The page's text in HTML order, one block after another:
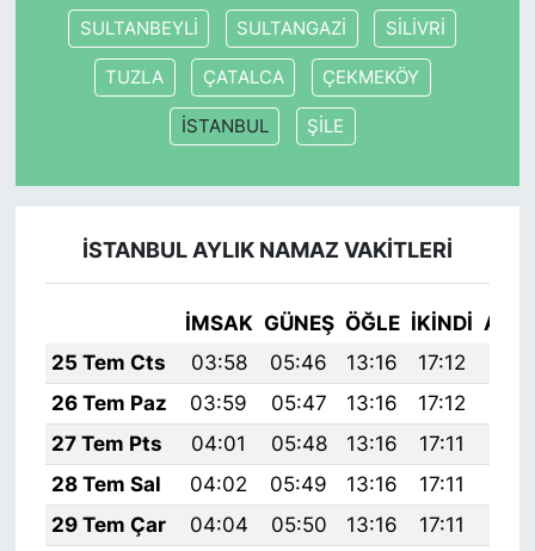
SULTANBEYLİ SULTANGAZİ SİLİVRİ
TUZLA ÇATALCA ÇEKMEKÖY
İSTANBUL ŞİLE
İSTANBUL AYLIK NAMAZ VAKITLERI
İMSAK GÜNEŞ ÖĞLE İKINDI
25 Tem Cts
03:58 05:46 13:16 17:12
26 Tem Paz
03:59 05:47 13:16 17:12
27 Tem Pts
04:01 05:48 13:16 17:11
28 Tem Sal
04:02 05:49 13:16 17:11
29 Tem Çar
04:04 05:50 13:16 17:11
VİDEO GALERİ
YAŞAM